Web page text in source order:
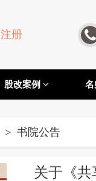
注册
股改案例
> 书院公告
关于《